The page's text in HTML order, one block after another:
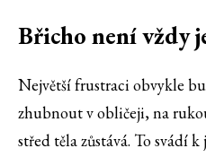
Břicho není vždy
Největší frustraci obvykle
zhubnout v obličeji, na
střed těla zůstává. To svádí